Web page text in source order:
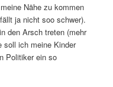
Nähe zu kommen
ja nicht soo schwer).
in den Arsch treten (mehr
soll ich meine Kinder
Politiker ein so